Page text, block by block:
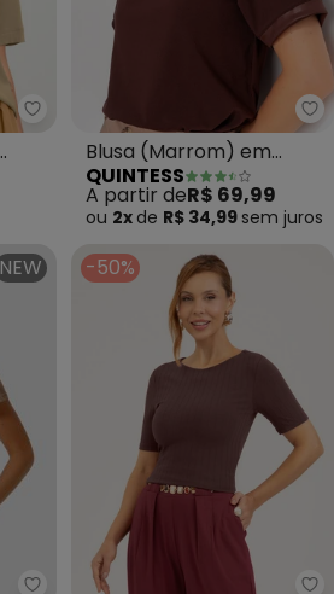
Essendi - Blusa Feminina com
Blusa (Marrom) em
Malha de Algodão
QUINTESS
A partir deR$ 69,99
ou 2x de R$ 34,99 sem juros
NEW -50%